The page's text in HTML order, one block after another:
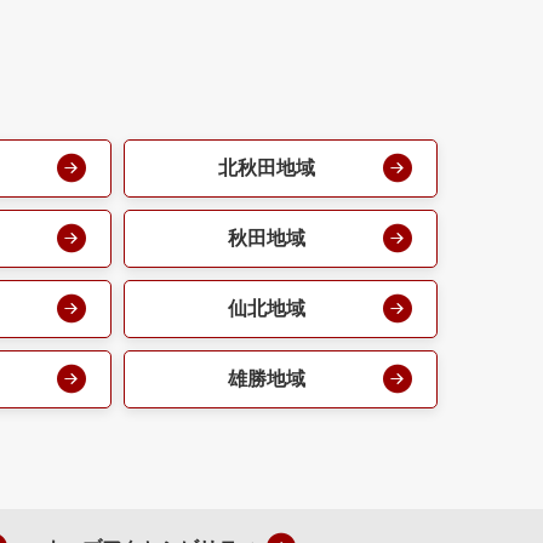
北秋田地域
秋田地域
仙北地域
雄勝地域